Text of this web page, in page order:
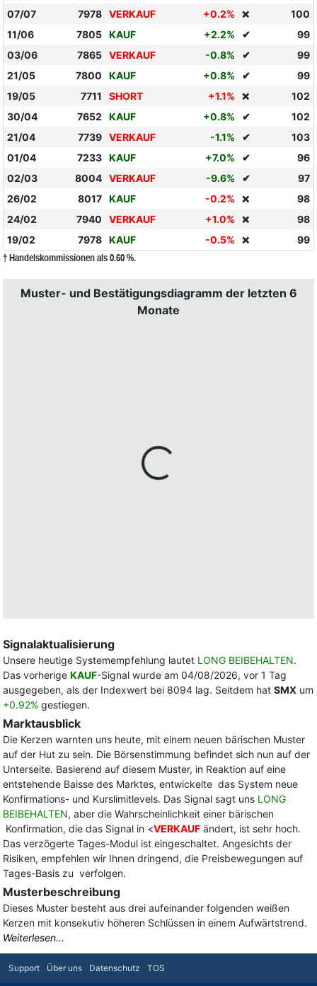
07/07
7978 VERKAUF +0.2% ❌
100
11/06
7805 KAUF +2.2% ✔
99
03/06
7865 VERKAUF -0.8% ✔
99
21/05
7800 KAUF +0.8% ✔
99
19/05
7711 SHORT +1.1% ❌
102
30/04
7652 KAUF +0.8% ✔
102
21/04
7739 VERKAUF -1.1% ✔
103
01/04
7233 KAUF +7.0% ✔
96
02/03
8004 VERKAUF -9.6% ✔
97
26/02
8017 KAUF -0.2% ❌
98
24/02
7940 VERKAUF +1.0% ❌
98
19/02
7978 KAUF -0.5% ❌ 99
† Handelskommissionen als 0.60 %.
Muster- und Bestätigungsdiagramm der letzten 6
Monate
Signalaktualisierung
Unsere heutige Systemempfehlung lautet LONG BEIBEHALTEN.
Das vorherige KAUF-Signal wurde am 04/08/2026, vor 1 Tag
ausgegeben, als der Indexwert bei 8094 lag. Seitdem hat SMX um
+0.92% gestiegen.
Marktausblick
Die Kerzen warnten uns heute, mit einem neuen bärischen Muster
auf der Hut zu sein. Die Börsenstimmung befindet sich nun auf der
Unterseite. Basierend auf diesem Muster, in Reaktion auf eine
entstehende Baisse des Marktes, entwickelte das System neue
Konfirmations- und Kurslimitlevels. Das Signal sagt uns LONG
BEIBEHALTEN, aber die Wahrscheinlichkeit einer bärischen
Konfirmation, die das Signal in <VERKAUF ändert, ist sehr hoch.
Das verzögerte Tages-Modul ist eingeschaltet. Angesichts der
Risiken, empfehlen wir Ihnen dringend, die Preisbewegungen auf
Tages-Basis zu verfolgen.
Musterbeschreibung
Dieses Muster besteht aus drei aufeinander folgenden weißen
Kerzen mit konsekutiv höheren Schlüssen in einem Aufwärtstrend.
Weiterlesen...
Support Über uns Datenschutz TOS